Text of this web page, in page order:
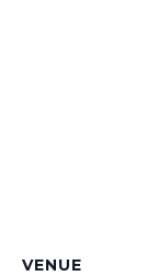
VENUE